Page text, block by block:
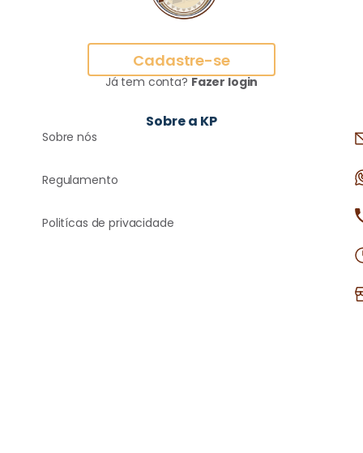
Cadastre-se
Já tem conta?Fazer login
Sobre a KP
Sobre nós
Regulamento
Politícas de privacidade